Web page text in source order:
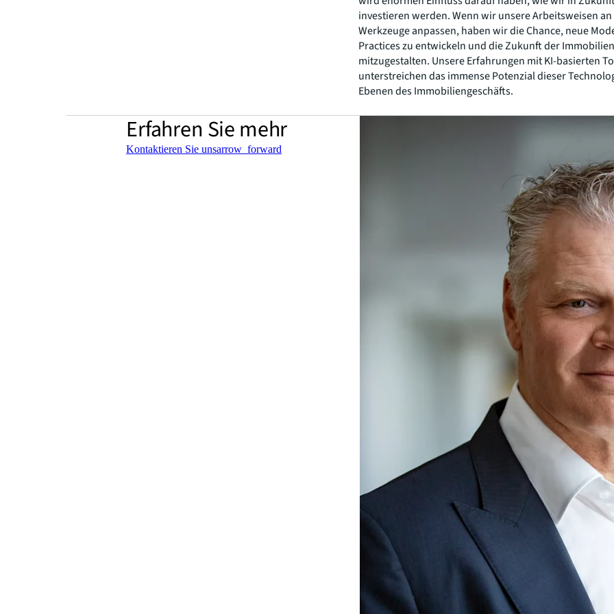
investieren werden. Wenn wir unsere Arbeitsweisen
Werkzeuge anpassen, haben wir die Chance, neue
Practices zu entwickeln und die Zukunft der
mitzugestalten. Unsere Erfahrungen mit KI-basierten
unterstreichen das immense Potenzial dieser
Ebenen des Immobiliengeschäfts.
Erfahren Sie mehr
Kontaktieren Sie unsarrow_forward